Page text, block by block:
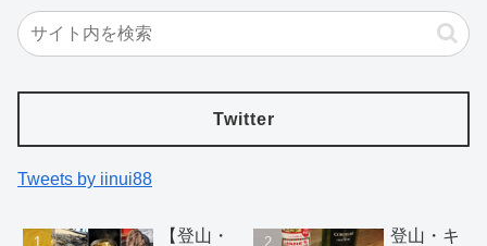
Twitter
Tweets by iinui88
【登山・
登山・キ